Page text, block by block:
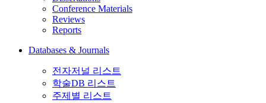
Conference Materials
Reviews
Reports
Databases & Journals
전자저널 리스트
학술DB 리스트
주제별 리스트